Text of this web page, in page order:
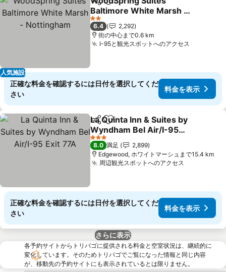
人気施設
シェアお気に入りに追加
Baltimore White Marsh -
Nottingham
料金を表示
2 ホテルのランク
6.4
2,292
街の中心まで0.6 km
I-95と観光スポットへのアクセス
正確な料金を確認するには日付を選択してくだ
さい
料金を表示
シェアお気に入りに追加
La Quinta Inn & Suites by
Wyndham Bel Air/I-95
Exit 77A
料金を表示
3 ホテルのランク
8.0 満足
2,899
Edgewood, ホワイトマーシュまで15.4 km
周辺観光スポットへのアクセス
正確な料金を確認するには日付を選択してくだ
さい
料金を表示
さらに表示
各予約サイトからトリバゴに提供される料金と空室状況は、継続的に
変化しています。そのためトリバゴでご覧になった情報と同じ内容
が、移動先の予約サイトにも表示されているとは限りません。